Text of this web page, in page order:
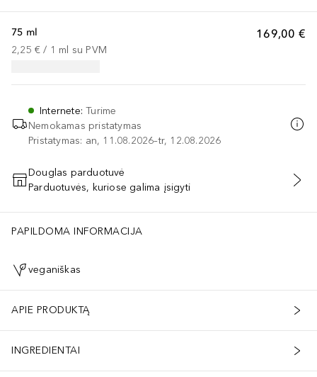
169,00 €
75 ml
2,25 € / 1 ml su PVM
Internete:Turime
Nemokamas pristatymas
Pristatymas: an, 11.08.2026–tr, 12.08.2026
PRIDĖTI Į KREPŠELĮ
Douglas parduotuvė
Parduotuvės, kuriose galima įsigyti
PAPILDOMA INFORMACIJA
veganiškas
APIE PRODUKTĄ
INGREDIENTAI